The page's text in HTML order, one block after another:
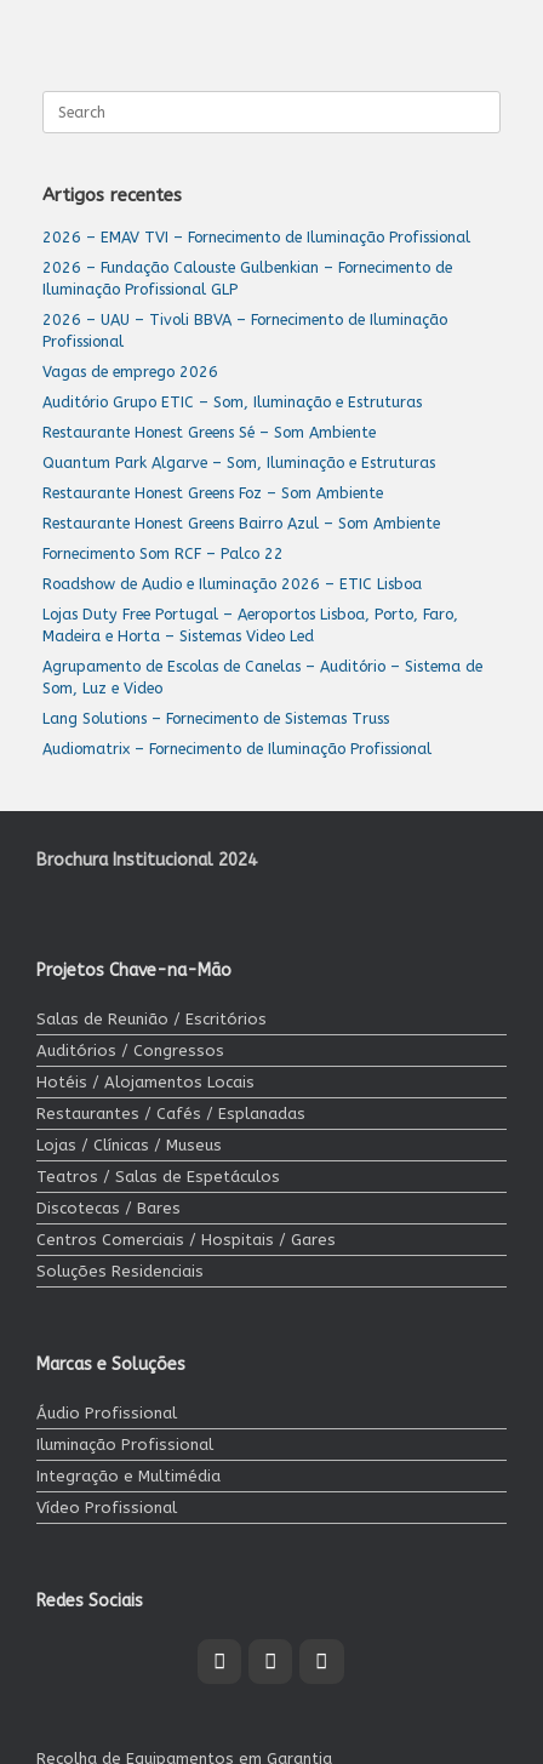
Search
for:
Artigos recentes
2026 – EMAV TVI – Fornecimento de Iluminação Profissional
2026 – Fundação Calouste Gulbenkian – Fornecimento de
Iluminação Profissional GLP
2026 – UAU – Tivoli BBVA – Fornecimento de Iluminação
Profissional
Vagas de emprego 2026
Auditório Grupo ETIC – Som, Iluminação e Estruturas
Restaurante Honest Greens Sé – Som Ambiente
Quantum Park Algarve – Som, Iluminação e Estruturas
Restaurante Honest Greens Foz – Som Ambiente
Restaurante Honest Greens Bairro Azul – Som Ambiente
Fornecimento Som RCF – Palco 22
Roadshow de Audio e Iluminação 2026 – ETIC Lisboa
Lojas Duty Free Portugal – Aeroportos Lisboa, Porto, Faro,
Madeira e Horta – Sistemas Video Led
Agrupamento de Escolas de Canelas – Auditório – Sistema de
Som, Luz e Video
Lang Solutions – Fornecimento de Sistemas Truss
Audiomatrix – Fornecimento de Iluminação Profissional
Brochura Institucional 2024
Projetos Chave-na-Mão
Salas de Reunião / Escritórios
Auditórios / Congressos
Hotéis / Alojamentos Locais
Restaurantes / Cafés / Esplanadas
Lojas / Clínicas / Museus
Teatros / Salas de Espetáculos
Discotecas / Bares
Centros Comerciais / Hospitais / Gares
Soluções Residenciais
Marcas e Soluções
Áudio Profissional
Iluminação Profissional
Integração e Multimédia
Vídeo Profissional
Redes Sociais
Recolha de Equipamentos em Garantia